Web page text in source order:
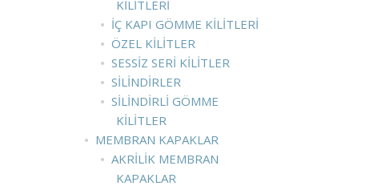
KILITLERI
İÇ KAPI GÖMME KILITLERI
ÖZEL KILITLER
SESSIZ SERI KILITLER
SILINDIRLER
SILINDIRLI GÖMME
KILITLER
MEMBRAN KAPAKLAR
AKRILIK MEMBRAN
KAPAKLAR